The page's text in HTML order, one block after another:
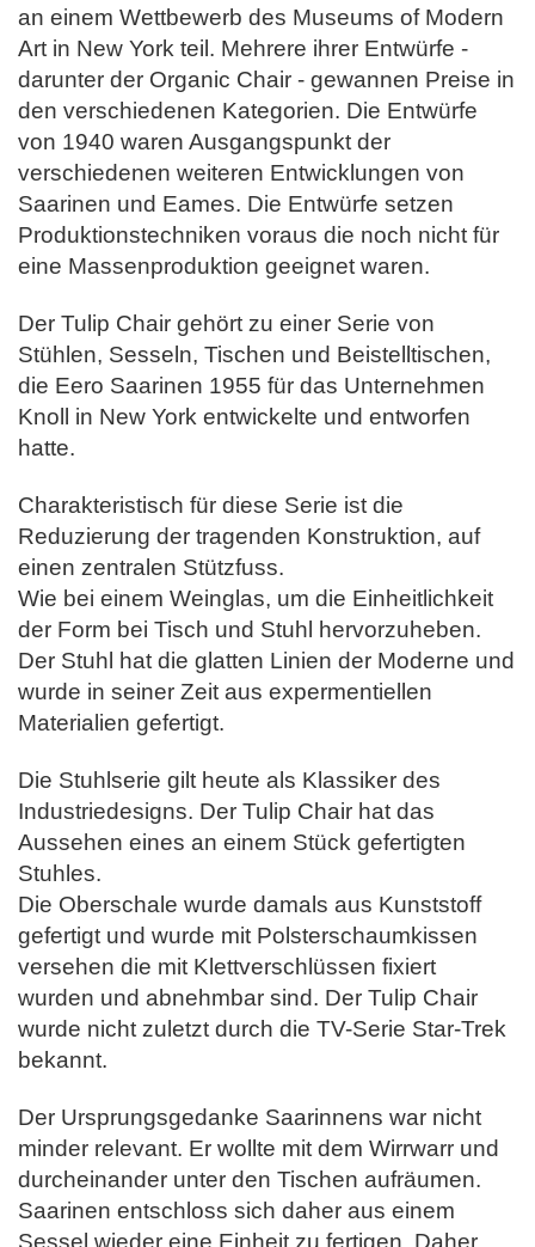
an einem Wettbewerb des Museums of Modern
Art in New York teil. Mehrere ihrer Entwürfe -
darunter der Organic Chair - gewannen Preise in
den verschiedenen Kategorien. Die Entwürfe
von 1940 waren Ausgangspunkt der
verschiedenen weiteren Entwicklungen von
Saarinen und Eames. Die Entwürfe setzen
Produktionstechniken voraus die noch nicht für
eine Massenproduktion geeignet waren.
Der Tulip Chair gehört zu einer Serie von
Stühlen, Sesseln, Tischen und Beistelltischen,
die Eero Saarinen 1955 für das Unternehmen
Knoll in New York entwickelte und entworfen
hatte.
Charakteristisch für diese Serie ist die
Reduzierung der tragenden Konstruktion, auf
einen zentralen Stützfuss.
Wie bei einem Weinglas, um die Einheitlichkeit
der Form bei Tisch und Stuhl hervorzuheben.
Der Stuhl hat die glatten Linien der Moderne und
wurde in seiner Zeit aus expermentiellen
Materialien gefertigt.
Die Stuhlserie gilt heute als Klassiker des
Industriedesigns. Der Tulip Chair hat das
Aussehen eines an einem Stück gefertigten
Stuhles.
Die Oberschale wurde damals aus Kunststoff
gefertigt und wurde mit Polsterschaumkissen
versehen die mit Klettverschlüssen fixiert
wurden und abnehmbar sind. Der Tulip Chair
wurde nicht zuletzt durch die TV-Serie Star-Trek
bekannt.
Der Ursprungsgedanke Saarinnens war nicht
minder relevant. Er wollte mit dem Wirrwarr und
durcheinander unter den Tischen aufräumen.
Saarinen entschloss sich daher aus einem
Sessel wieder eine Einheit zu fertigen. Daher